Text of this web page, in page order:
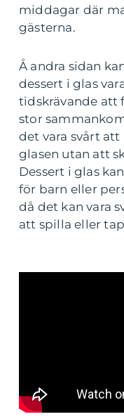
middagar där
gästerna.
Å andra sidan
dessert i glas
tidskrävande att
stor
det vara svårt
glasen utan att
Dessert i glas
för barn eller
då det kan vara
att spilla eller